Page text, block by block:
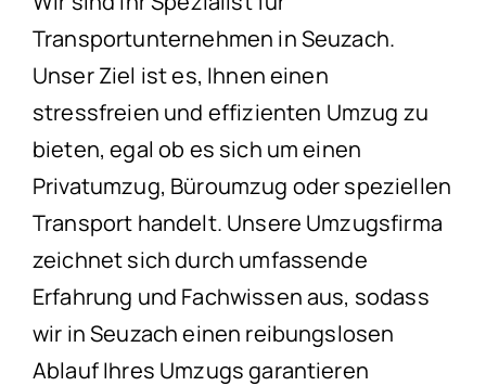
Transportunternehmen in Seuzach.
Unser Ziel ist es, Ihnen einen
stressfreien und effizienten Umzug zu
bieten, egal ob es sich um einen
Privatumzug, Büroumzug oder speziellen
Transport handelt. Unsere Umzugsfirma
zeichnet sich durch umfassende
Erfahrung und Fachwissen aus, sodass
wir in Seuzach einen reibungslosen
Ablauf Ihres Umzugs garantieren